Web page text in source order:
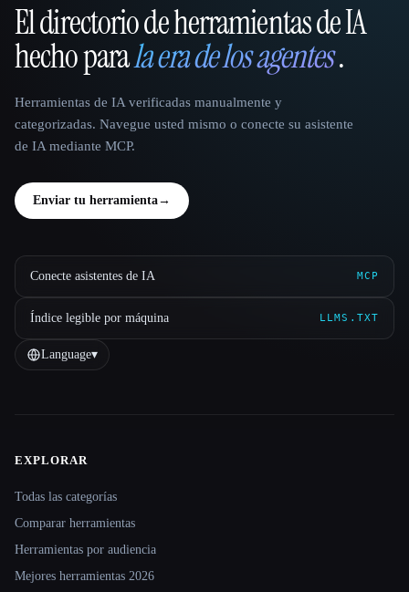
That AI Collection
El directorio de herramientas de IA
hecho parala era de los agentes.
Herramientas de IA verificadas manualmente y
categorizadas. Navegue usted mismo o conecte su asistente
de IA mediante MCP.
Enviar tu herramienta→
Conecte asistentes de IA MCP
Índice legible por máquina LLMS.TXT
Language▾
Site navigation
EXPLORAR
Todas las categorías
Comparar herramientas
Herramientas por audiencia
Mejores herramientas 2026